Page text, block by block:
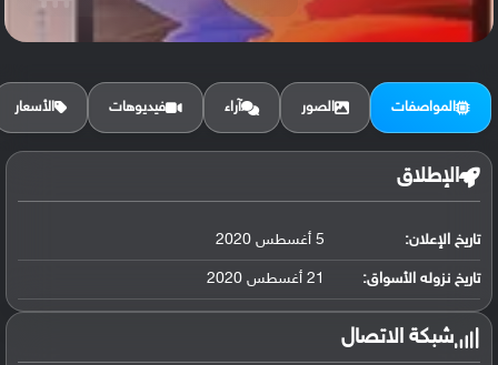
الرام / التخزين:
البطارية:
ليثيوم بوليمر سعة 10090 مللي أمبير, غير ...
المواصفات الصور آراء فيديوهات الأسعار
الإطلاق
تاريخ الإعلان: 5 أغسطس 2020
تاريخ نزوله الأسواق: 21 أغسطس 2020
شبكة الاتصال